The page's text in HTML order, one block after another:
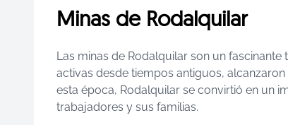
Minas de Rodalquilar
Las minas de Rodalquilar son un
activas desde tiempos antiguos,
esta época, Rodalquilar se convirtió en un
trabajadores y sus familias.